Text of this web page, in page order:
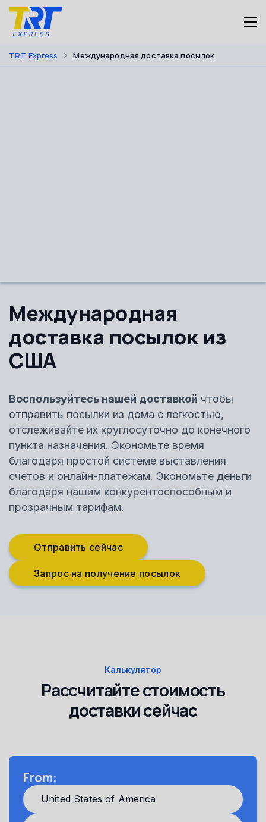
TRT Express Международная доставка посылок
Международная
доставка посылок из
США
Воспользуйтесь нашей доставкой чтобы
отправить посылки из дома с легкостью,
отслеживайте их круглосуточно до конечного
пункта назначения. Экономьте время
благодаря простой системе выставления
счетов и онлайн-платежам. Экономьте деньги
благодаря нашим конкурентоспособным и
прозрачным тарифам.
Отправить сейчас
Запрос на получение посылок
Калькулятор
Рассчитайте стоимость
доставки сейчас
From: